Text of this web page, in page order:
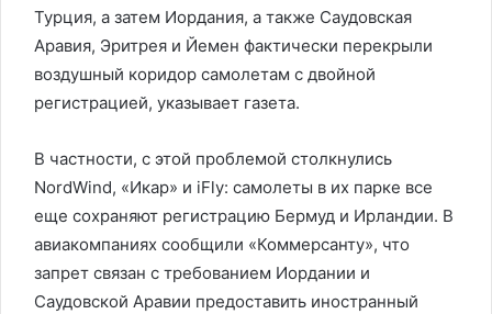
Турция, а затем Иордания, а также Саудовская
Аравия, Эритрея и Йемен фактически перекрыли
воздушный коридор самолетам с двойной
регистрацией, указывает газета.
В частности, с этой проблемой столкнулись
NordWind, «Икар» и iFly: самолеты в их парке все
еще сохраняют регистрацию Бермуд и Ирландии. В
авиакомпаниях сообщили «Коммерсанту», что
запрет связан с требованием Иордании и
Саудовской Аравии предоставить иностранный